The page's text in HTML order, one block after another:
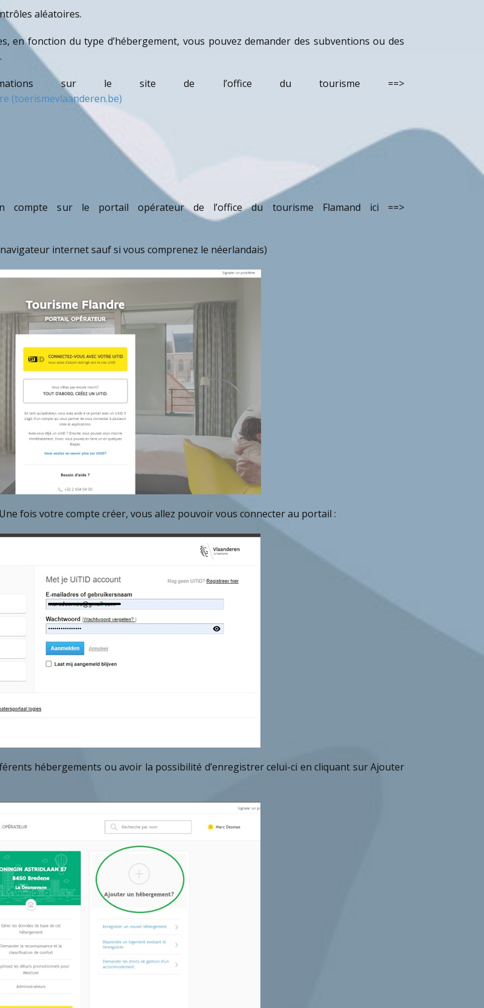
aléatoires.
en fonction du type d’hébergement, vous pouvez demander des subventions ou des
sur le site de l’office du tourisme ==>
(toerismevlaanderen.be)
sur le portail opérateur de l’office du tourisme Flamand ici ==>
internet sauf si vous comprenez le néerlandais)
fois votre compte créer, vous allez pouvoir vous connecter au portail :
hébergements ou avoir la possibilité d’enregistrer celui-ci en cliquant sur Ajouter